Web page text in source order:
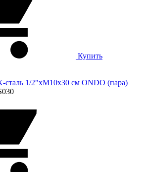
Купить
сталь 1/2"xM10x30 см ONDO (пара)